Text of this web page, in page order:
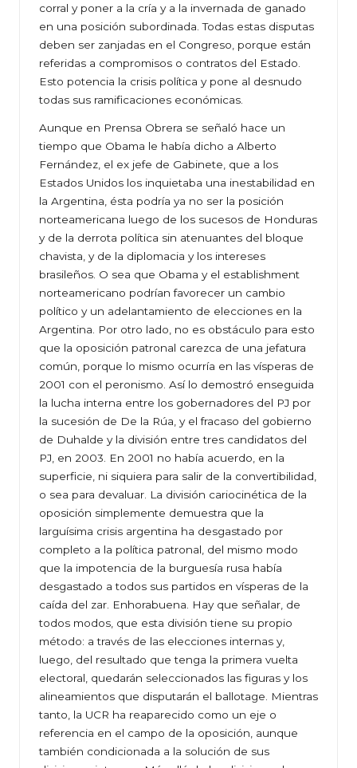
corral y poner a la cría y a la invernada de ganado
en una posición subordinada. Todas estas disputas
deben ser zanjadas en el Congreso, porque están
referidas a compromisos o contratos del Estado.
Esto potencia la crisis política y pone al desnudo
todas sus ramificaciones económicas.
Aunque en Prensa Obrera se señaló hace un
tiempo que Obama le había dicho a Alberto
Fernández, el ex jefe de Gabinete, que a los
Estados Unidos los inquietaba una inestabilidad en
la Argentina, ésta podría ya no ser la posición
norteamericana luego de los sucesos de Honduras
y de la derrota política sin atenuantes del bloque
chavista, y de la diplomacia y los intereses
brasileños. O sea que Obama y el establishment
norteamericano podrían favorecer un cambio
político y un adelantamiento de elecciones en la
Argentina. Por otro lado, no es obstáculo para esto
que la oposición patronal carezca de una jefatura
común, porque lo mismo ocurría en las vísperas de
2001 con el peronismo. Así lo demostró enseguida
la lucha interna entre los gobernadores del PJ por
la sucesión de De la Rúa, y el fracaso del gobierno
de Duhalde y la división entre tres candidatos del
PJ, en 2003. En 2001 no había acuerdo, en la
superficie, ni siquiera para salir de la convertibilidad,
o sea para devaluar. La división cariocinética de la
oposición simplemente demuestra que la
larguísima crisis argentina ha desgastado por
completo a la política patronal, del mismo modo
que la impotencia de la burguesía rusa había
desgastado a todos sus partidos en vísperas de la
caída del zar. Enhorabuena. Hay que señalar, de
todos modos, que esta división tiene su propio
método: a través de las elecciones internas y,
luego, del resultado que tenga la primera vuelta
electoral, quedarán seleccionados las figuras y los
alineamientos que disputarán el ballotage. Mientras
tanto, la UCR ha reaparecido como un eje o
referencia en el campo de la oposición, aunque
también condicionada a la solución de sus